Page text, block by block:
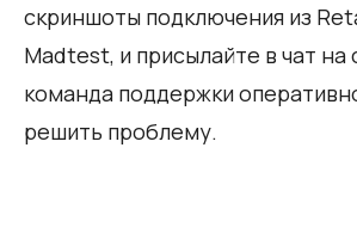
скриншоты подключения из
Madtest, и присылайте в чат на
команда поддержки
решить проблему.